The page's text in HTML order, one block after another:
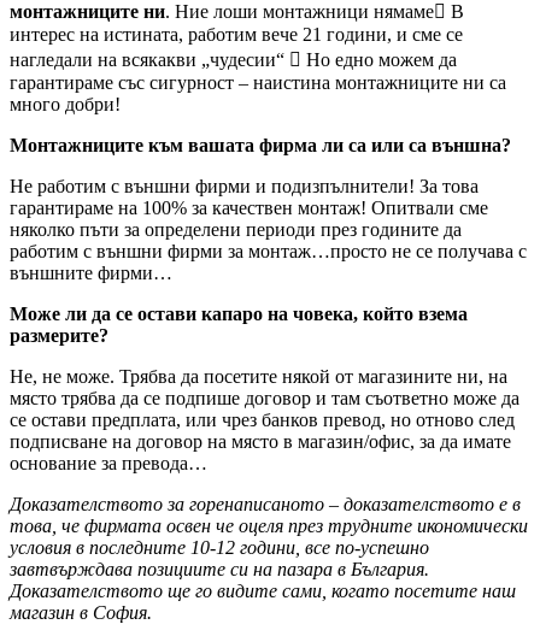
монтажниците ни. Ние лоши монтажници нямаме В
интерес на истината, работим вече 21 години, и сме се
нагледали на всякакви „чудесии“  Но едно можем да
гарантираме със сигурност – наистина монтажниците ни са
много добри!
Монтажниците към вашата фирма ли са или са външна?
Не работим с външни фирми и подизпълнители! За това
гарантираме на 100% за качествен монтаж! Опитвали сме
няколко пъти за определени периоди през годините да
работим с външни фирми за монтаж…просто не се получава с
външните фирми…
Може ли да се остави капаро на човека, който взема
размерите?
Не, не може. Трябва да посетите някой от магазините ни, на
място трябва да се подпише договор и там съответно може да
се остави предплата, или чрез банков превод, но отново след
подписване на договор на място в магазин/офис, за да имате
основание за превода…
Доказателството за горенаписаното – доказателството е в
това, че фирмата освен че оцеля през трудните икономически
условия в последните 10-12 години, все по-успешно
завтвърждава позициите си на пазара в България.
Доказателството ще го видите сами, когато посетите наш
магазин в София.